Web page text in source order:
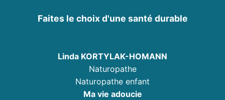
Faites le choix d'une santé durable
Linda KORTYLAK-HOMANN
Naturopathe
Naturopathe enfant
Ma vie adoucie